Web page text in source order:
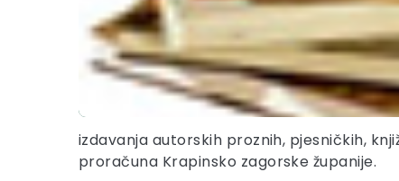
izdavanja autorskih proznih, pjesničkih,
proračuna Krapinsko zagorske županije.